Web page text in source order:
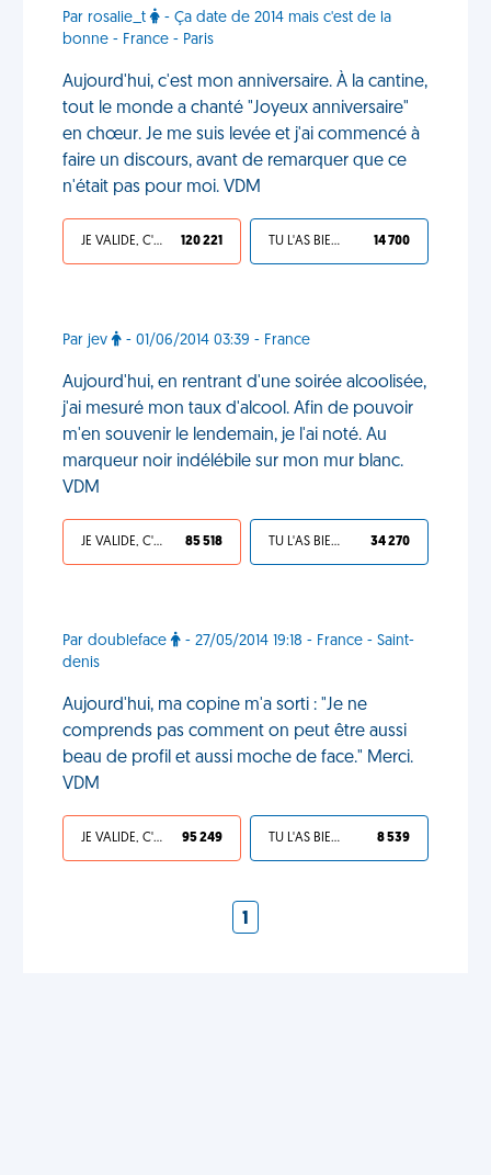
Par rosalie_t
- Ça date de 2014 mais c'est de la
bonne - France - Paris
Aujourd'hui, c'est mon anniversaire. À la cantine,
tout le monde a chanté "Joyeux anniversaire"
en chœur. Je me suis levée et j'ai commencé à
faire un discours, avant de remarquer que ce
n'était pas pour moi. VDM
JE VALIDE, C'EST UNE VDM 120 221 TU L'AS BIEN MÉRITÉ 14 700
Par jev - 01/06/2014 03:39 - France
Aujourd'hui, en rentrant d'une soirée alcoolisée,
j'ai mesuré mon taux d'alcool. Afin de pouvoir
m'en souvenir le lendemain, je l'ai noté. Au
marqueur noir indélébile sur mon mur blanc.
VDM
JE VALIDE, C'EST UNE VDM 85 518 TU L'AS BIEN MÉRITÉ 34 270
Par doubleface
- 27/05/2014 19:18 - France - Saint-
denis
Aujourd'hui, ma copine m'a sorti : "Je ne
comprends pas comment on peut être aussi
beau de profil et aussi moche de face." Merci.
VDM
JE VALIDE, C'EST UNE VDM 95 249 TU L'AS BIEN MÉRITÉ 8 539
1